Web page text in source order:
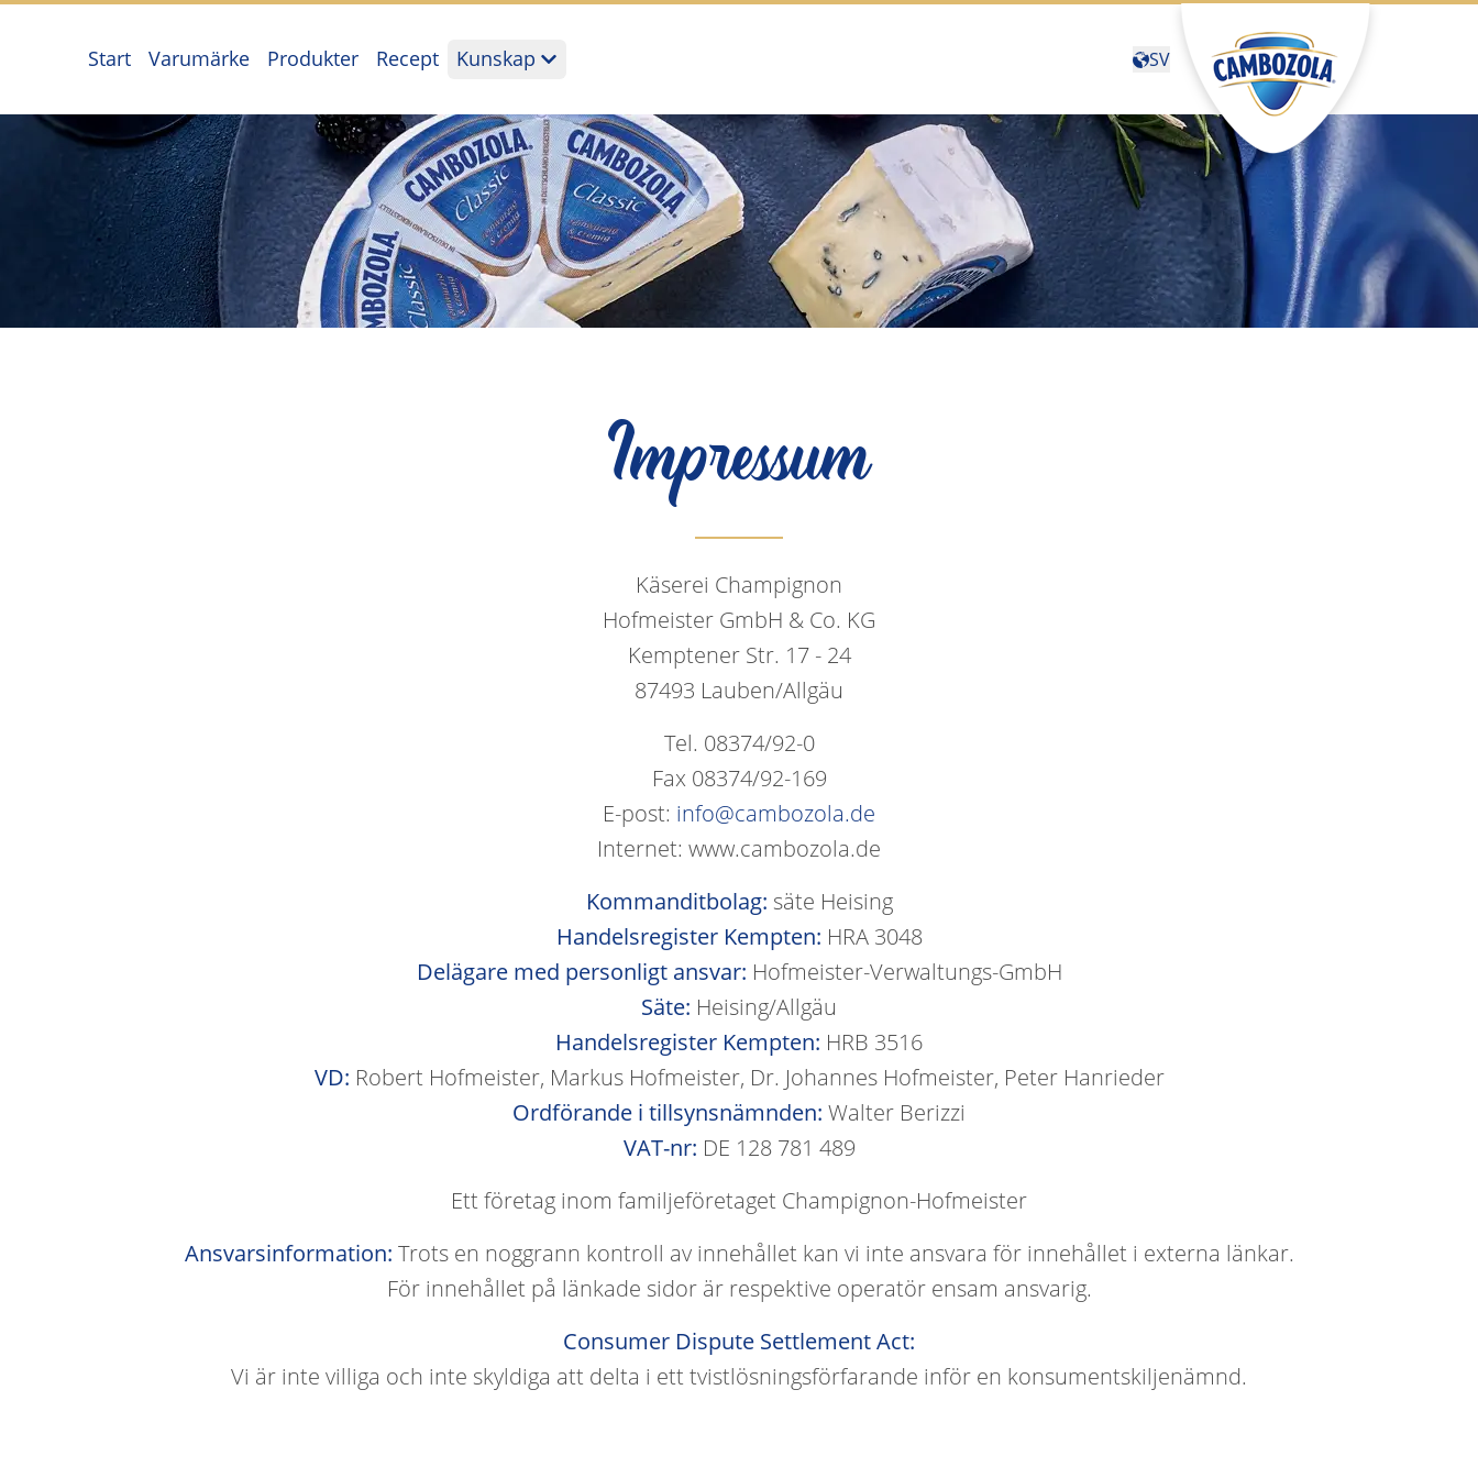
Start Varumärke Produkter Recept Kunskap SV
Deutschland
(Deutsch)
United States (English)
Canada (English)
Canada (Français)
België (Nederlands)
Impressum
Käserei Champignon
Hofmeister GmbH & Co. KG
Kemptener Str. 17 - 24
87493 Lauben/Allgäu
Tel. 08374/92-0
Fax 08374/92-169
E-post: info@cambozola.de
Internet: www.cambozola.de
Kommanditbolag: säte Heising
Handelsregister Kempten: HRA 3048
Delägare med personligt ansvar: Hofmeister-Verwaltungs-GmbH
Säte: Heising/Allgäu
Handelsregister Kempten: HRB 3516
VD: Robert Hofmeister, Markus Hofmeister, Dr. Johannes Hofmeister, Peter Hanrieder
Ordförande i tillsynsnämnden: Walter Berizzi
VAT-nr: DE 128 781 489
Ett företag inom familjeföretaget Champignon-Hofmeister
Ansvarsinformation: Trots en noggrann kontroll av innehållet kan vi inte ansvara för innehållet i externa länkar.
För innehållet på länkade sidor är respektive operatör ensam ansvarig.
Consumer Dispute Settlement Act:
Vi är inte villiga och inte skyldiga att delta i ett tvistlösningsförfarande inför en konsumentskiljenämnd.